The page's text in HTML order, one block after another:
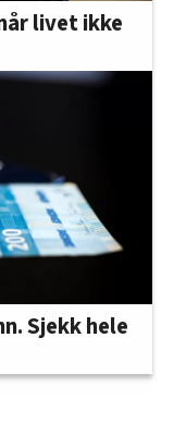
livet ikke
Sjekk hele